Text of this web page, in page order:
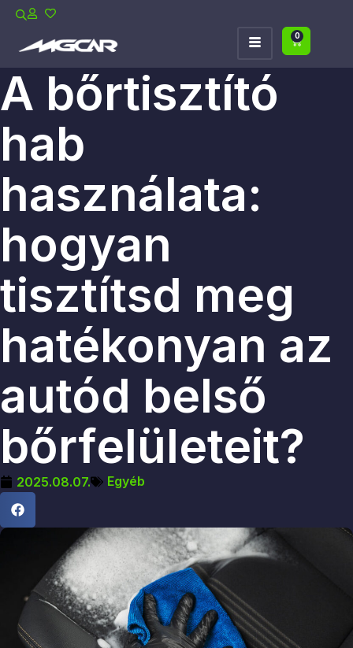
0
A bőrtisztító
hab
használata:
hogyan
tisztítsd meg
hatékonyan az
autód belső
bőrfelületeit?
2025.08.07. Egyéb